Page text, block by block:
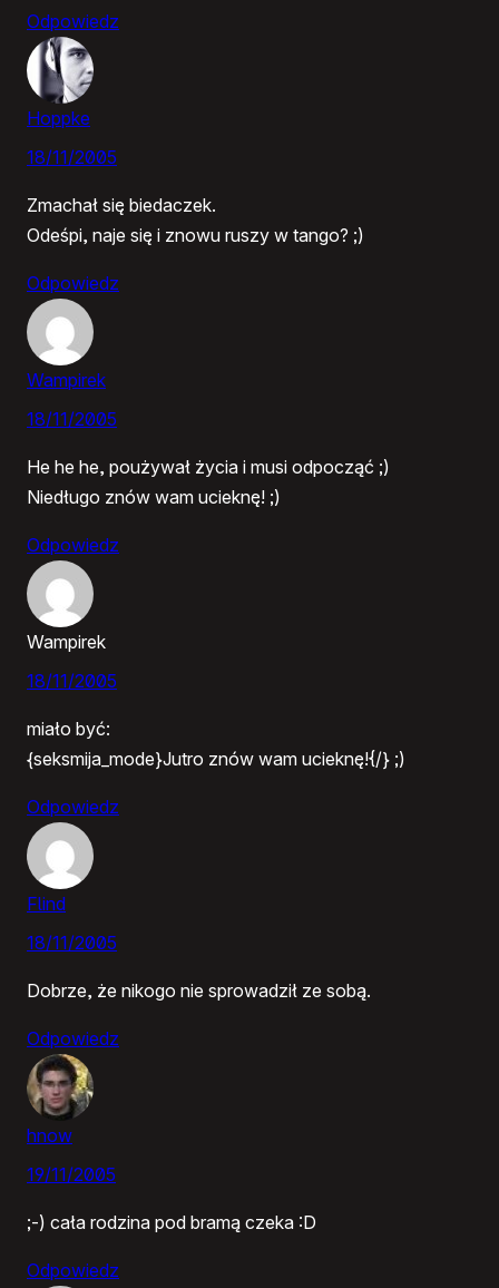
Odpowiedz
Hoppke
18/11/2005
Zmachał się biedaczek.
Odeśpi, naje się i znowu ruszy w tango? ;)
Odpowiedz
Wampirek
18/11/2005
He he he, poużywał życia i musi odpocząć ;)
Niedługo znów wam ucieknę! ;)
Odpowiedz
Wampirek
18/11/2005
miało być:
{seksmija_mode}Jutro znów wam ucieknę!{/} ;)
Odpowiedz
Flind
18/11/2005
Dobrze, że nikogo nie sprowadził ze sobą.
Odpowiedz
hnow
19/11/2005
;-) cała rodzina pod bramą czeka :D
Odpowiedz